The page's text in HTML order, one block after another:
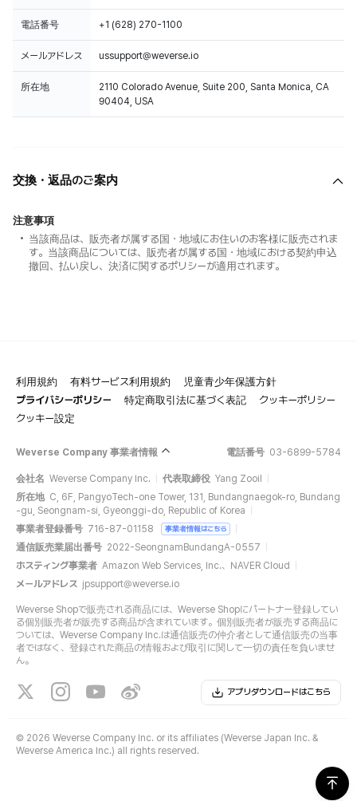
電話番号 +1 (628) 270-1100
メールアドレス ussupport@weverse.io
所在地
2110 Colorado Avenue, Suite 200, Santa Monica, CA
90404, USA
交換・返品のご案内
注意事項
当該商品は、販売者が属する国・地域にお住いのお客様に販売されま
す。当該商品については、販売者が属する国・地域における契約申込
撤回、払い戻し、決済に関するポリシーが適用されます。
利用規約 有料サービス利用規約
児童青少年保護方針
プライバシーポリシー
特定商取引法に基づく表記
クッキーポリシー
クッキー設定
Weverse Company 事業者情報 電話番号 03-6899-5784
会社名 Weverse Company Inc. 代表取締役 Yang Zooil
所在地 C, 6F, PangyoTech-one Tower, 131, Bundangnaegok-ro, Bundang
-gu, Seongnam-si, Gyeonggi-do, Republic of Korea
事業者登録番号 716-87-01158 事業者情報はこちら
通信販売業届出番号 2022-SeongnamBundangA-0557
ホスティング事業者 Amazon Web Services, Inc.、NAVER Cloud
メールアドレス jpsupport@weverse.io
Weverse Shopで販売される商品には、Weverse Shopにパートナー登録してい
る個別販売者が販売する商品が含まれています。個別販売者が販売する商品に
ついては、Weverse Company Inc.は通信販売の仲介者として通信販売の当事
者ではなく、登録された商品の情報および取引に関して一切の責任を負いませ
ん。
アプリダウンロードはこちら
© 2026 Weverse Company Inc. or its affiliates (Weverse Japan Inc. &
Weverse America Inc.) all rights reserved.